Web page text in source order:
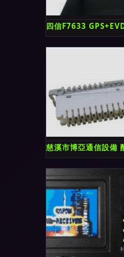
四信F7633
慈溪市博亞通信設備